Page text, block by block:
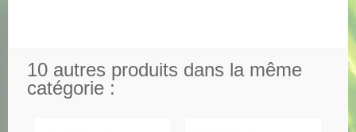
10 autres produits dans la même
catégorie :